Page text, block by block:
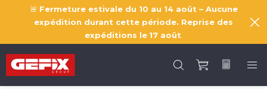
🚨 Fermeture estivale du 10 au 14 août – Aucune
expédition durant cette période. Reprise des
expéditions le 17 août